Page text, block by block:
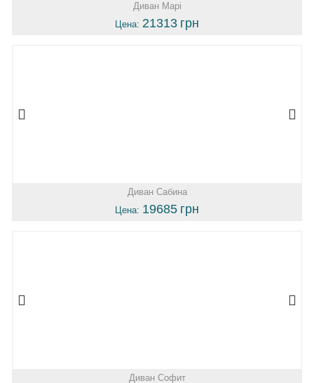
Диван Марі
Цена: 21313 грн
Диван Сабина
Цена: 19685 грн
Диван Софит